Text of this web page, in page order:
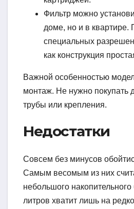
Фильтр можно
доме, но и в квартире.
специальных
как конструкция
Важной особенностью
монтаж. Не нужно покупать
трубы или крепления.
Недостатки
Совсем без минусов
Самым весомым из них
небольшого
литров хватит лишь на